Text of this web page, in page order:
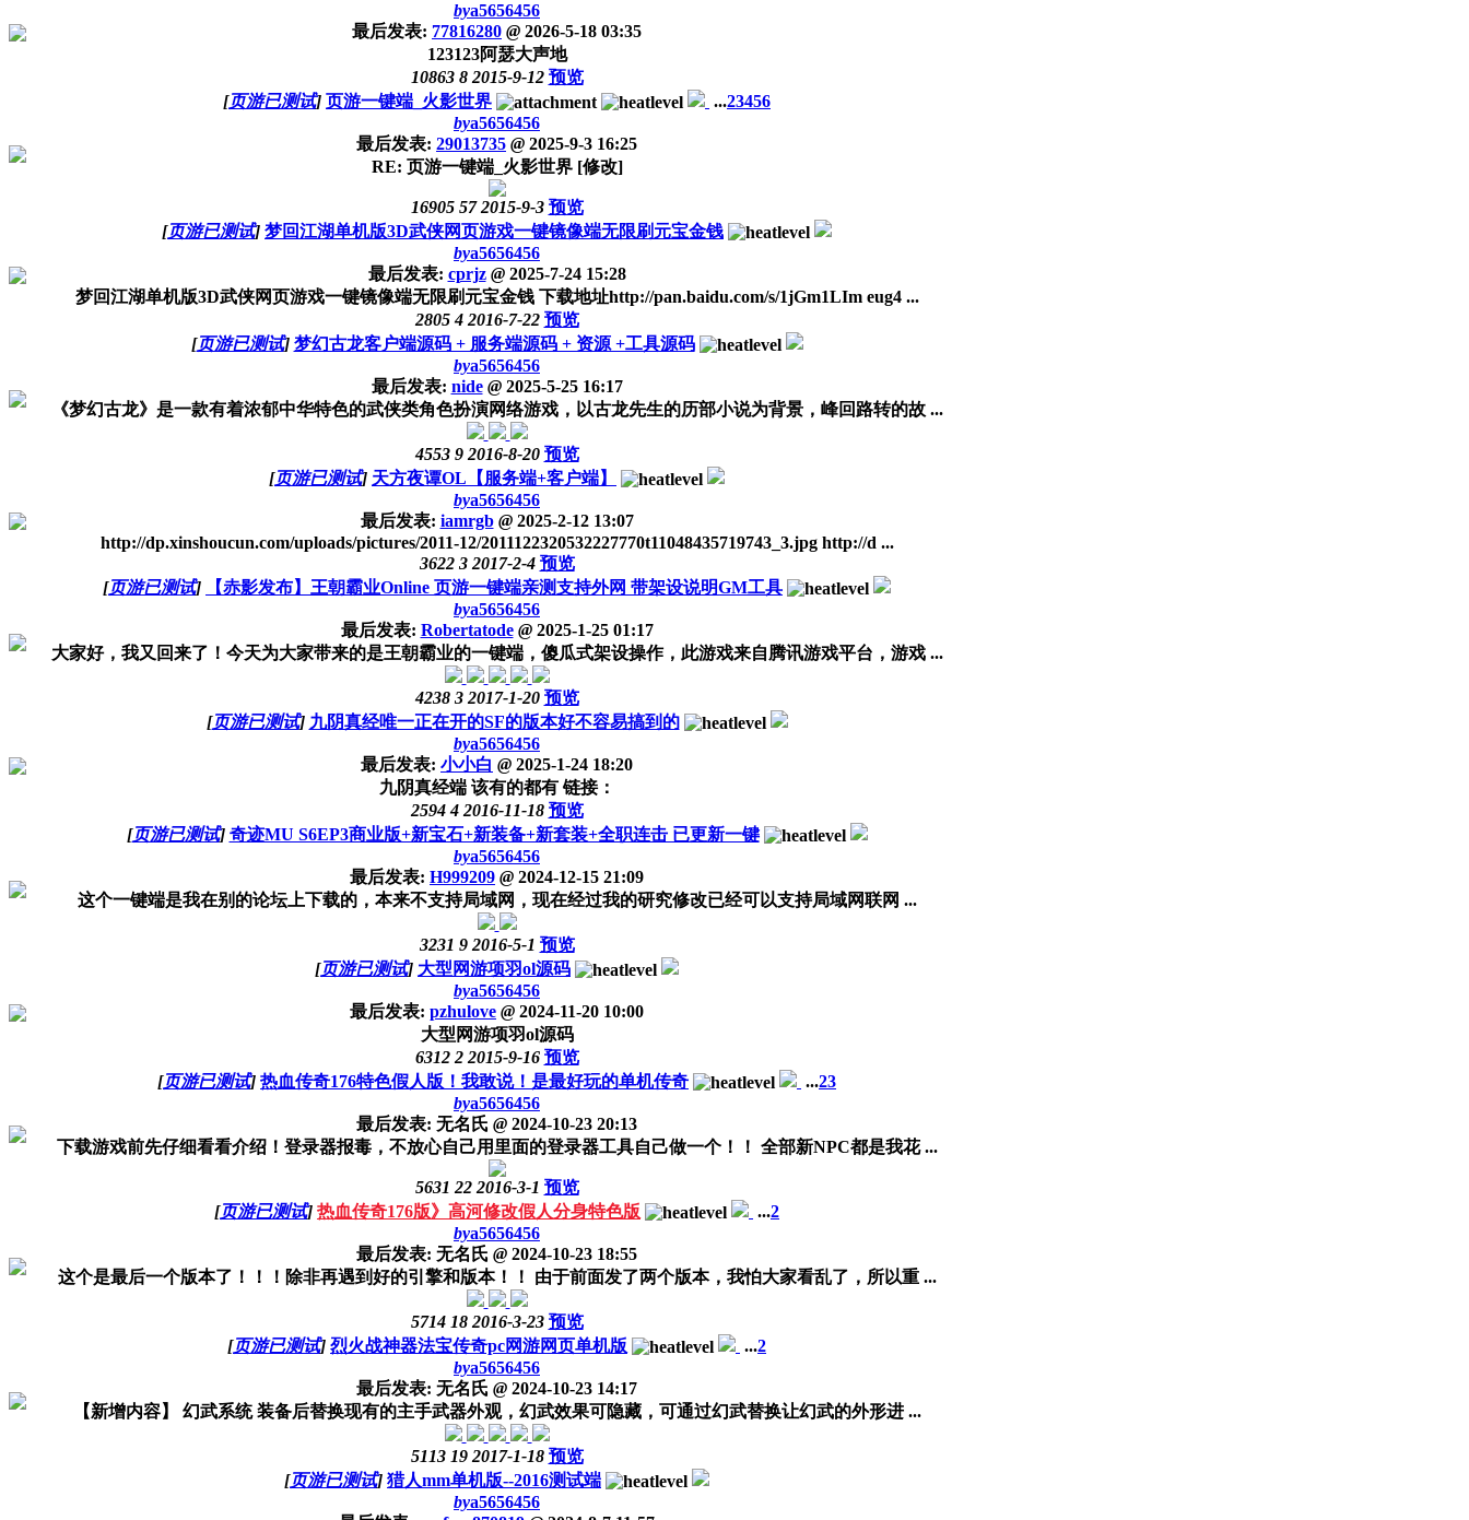
bya5656456
最后发表: 77816280 @ 2026-5-18 03:35
123123阿瑟大声地
10863 8 2015-9-12 预览
[页游已测试] 页游一键端_火影世界 ...23456
bya5656456
最后发表: 29013735 @ 2025-9-3 16:25
RE: 页游一键端_火影世界 [修改]
16905 57 2015-9-3 预览
[页游已测试] 梦回江湖单机版3D武侠网页游戏一键镜像端无限刷元宝金钱
bya5656456
最后发表: cprjz @2025-7-24 15:28
梦回江湖单机版3D武侠网页游戏一键镜像端无限刷元宝金钱 下载地址http://pan.baidu.com/s/1jGm1LIm eug4 ...
2805 4 2016-7-22 预览
[页游已测试] 梦幻古龙客户端源码 + 服务端源码 + 资源 +工具源码
bya5656456
最后发表: nide @2025-5-25 16:17
《梦幻古龙》是一款有着浓郁中华特色的武侠类角色扮演网络游戏，以古龙先生的历部小说为背景，峰回路转的故 ...
4553 9 2016-8-20 预览
[页游已测试] 天方夜谭OL【服务端+客户端】
bya5656456
最后发表: iamrgb @2025-2-12 13:07
http://dp.xinshoucun.com/uploads/pictures/2011-12/2011122320532227770t11048435719743_3.jpg http://d ...
3622 3 2017-2-4 预览
[页游已测试]
【赤影发布】王朝霸业Online 页游一键端亲测支持外网 带架设说明GM工具
bya5656456
最后发表: Robertatode @2025-1-25 01:17
大家好，我又回来了！今天为大家带来的是王朝霸业的一键端，傻瓜式架设操作，此游戏来自腾讯游戏平台，游戏 ...
4238 3 2017-1-20 预览
[页游已测试] 九阴真经唯一正在开的SF的版本好不容易搞到的
bya5656456
最后发表: 小小白 @ 2025-1-24 18:20
九阴真经端 该有的都有 链接：
2594 4 2016-11-18 预览
[页游已测试] 奇迹MU S6EP3商业版+新宝石+新装备+新套装+全职连击 已更新一键
bya5656456
最后发表: H999209 @ 2024-12-15 21:09
这个一键端是我在别的论坛上下载的，本来不支持局域网，现在经过我的研究修改已经可以支持局域网联网 ...
3231 9 2016-5-1 预览
[页游已测试] 大型网游项羽ol源码
bya5656456
最后发表: pzhulove @ 2024-11-20 10:00
大型网游项羽ol源码
6312 2 2015-9-16 预览
[页游已测试] 热血传奇176特色假人版！我敢说！是最好玩的单机传奇 ...23
bya5656456
最后发表: 无名氏 @ 2024-10-23 20:13
下载游戏前先仔细看看介绍！登录器报毒，不放心自己用里面的登录器工具自己做一个！！ 全部新NPC都是我花 ...
5631 22 2016-3-1 预览
[页游已测试] 热血传奇176版》高河修改假人分身特色版 ...2
bya5656456
最后发表: 无名氏 @ 2024-10-23 18:55
这个是最后一个版本了！！！除非再遇到好的引擎和版本！！ 由于前面发了两个版本，我怕大家看乱了，所以重 ...
5714 18 2016-3-23 预览
[页游已测试] 烈火战神器法宝传奇pc网游网页单机版 ...2
bya5656456
最后发表: 无名氏 @ 2024-10-23 14:17
【新增内容】 幻武系统 装备后替换现有的主手武器外观，幻武效果可隐藏，可通过幻武替换让幻武的外形进 ...
5113 19 2017-1-18 预览
[页游已测试] 猎人mm单机版--2016测试端
bya5656456